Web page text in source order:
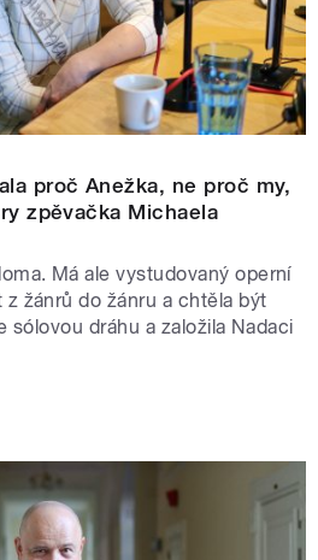
proč Anežka, ne proč my,
zpěvačka Michaela
Má ale vystudovaný operní
žánrů do žánru a chtěla být
sólovou dráhu a založila Nadaci